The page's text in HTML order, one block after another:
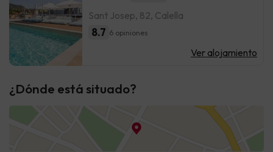
Sant Josep, 82, Calella
8.7 6 opiniones
Ver alojamiento
¿Dónde está situado?